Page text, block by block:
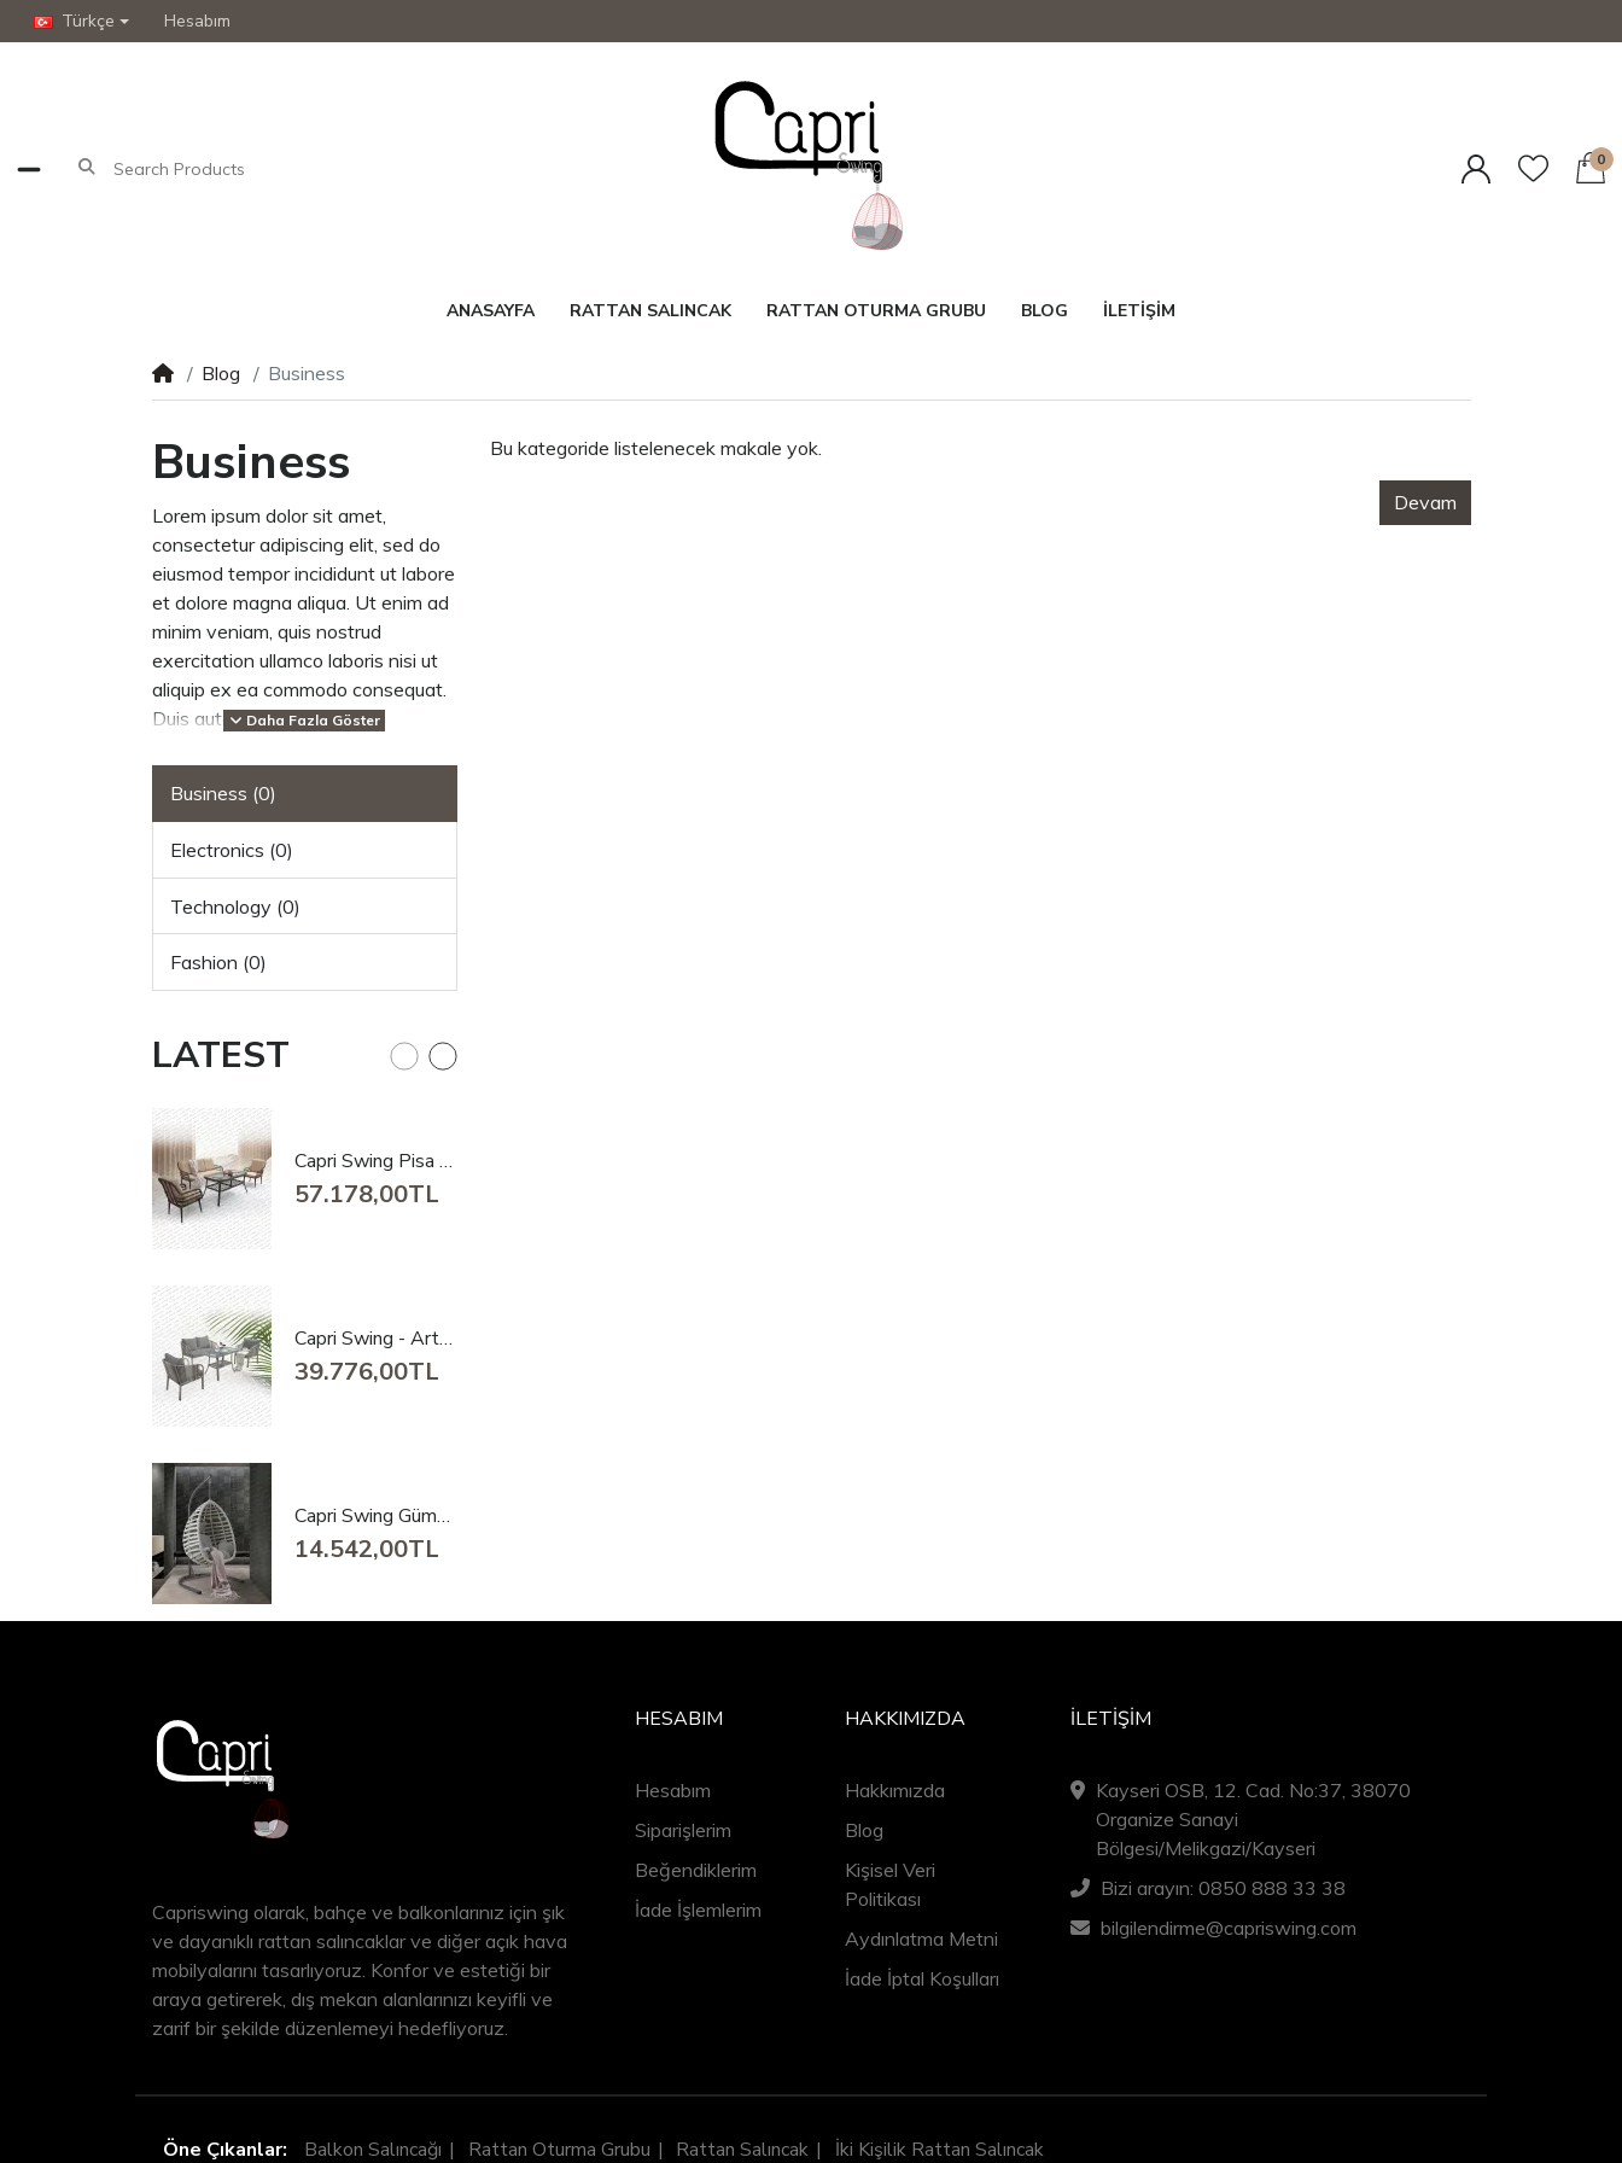
Türkçe Hesabım
0
ANASAYFA RATTAN SALINCAK RATTAN OTURMA GRUBU BLOG İLETIŞIM
Blog Business
Business
Lorem ipsum dolor sit amet,
consectetur adipiscing elit, sed do
eiusmod tempor incididunt ut labore
et dolore magna aliqua. Ut enim ad
minim veniam, quis nostrud
exercitation ullamco laboris nisi ut
aliquip ex ea commodo consequat.
Duis aute irure dolor in
pariatur. Excepteur sint occaecat
culpa qui officia deserunt mollit
Daha Fazla Göster
Business (0)
Electronics (0)
Technology (0)
Fashion (0)
LATEST
Capri Swing Pisa Üçlü Rattan Bahçe Balkon Oturma Grubu
57.178,00TL
Capri Swing - Artemis İkili Rattan Bahçe - Balkon Oturma Grubu
39.776,00TL
Capri Swing Gümbet Rattan Bahçe Balkon Salıncağı
14.542,00TL
Bu kategoride listelenecek makale yok.
Devam
Capriswing olarak, bahçe ve balkonlarınız için şık
ve dayanıklı rattan salıncaklar ve diğer açık hava
mobilyalarını tasarlıyoruz. Konfor ve estetiği bir
araya getirerek, dış mekan alanlarınızı keyifli ve
zarif bir şekilde düzenlemeyi hedefliyoruz.
HESABIM
Hesabım
Siparişlerim
Beğendiklerim
İade İşlemlerim
HAKKIMIZDA
Hakkımızda
Blog
Kişisel Veri
Politikası
Aydınlatma Metni
İade İptal Koşulları
İLETIŞIM
Kayseri OSB, 12. Cad. No:37, 38070
Organize Sanayi
Bölgesi/Melikgazi/Kayseri
Bizi arayın: 0850 888 33 38
bilgilendirme@capriswing.com
Öne Çıkanlar: Balkon Salıncağı Rattan Oturma Grubu Rattan Salıncak İki Kişilik Rattan Salıncak